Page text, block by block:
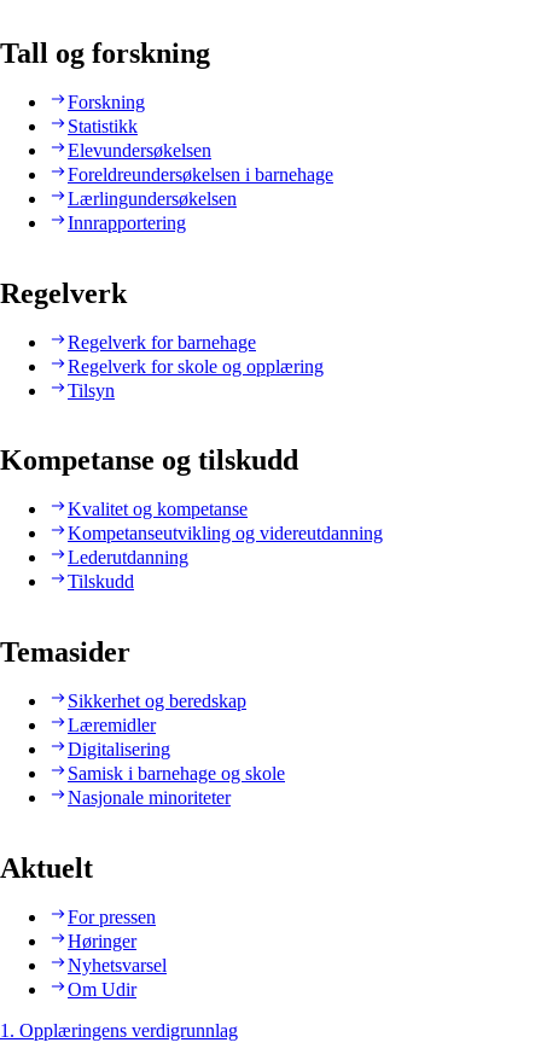
Tall og forskning
Forskning
Statistikk
Elevundersøkelsen
Foreldreundersøkelsen i barnehage
Lærlingundersøkelsen
Innrapportering
Regelverk
Regelverk for barnehage
Regelverk for skole og opplæring
Tilsyn
Kompetanse og tilskudd
Kvalitet og kompetanse
Kompetanseutvikling og videreutdanning
Lederutdanning
Tilskudd
Temasider
Sikkerhet og beredskap
Læremidler
Digitalisering
Samisk i barnehage og skole
Nasjonale minoriteter
Aktuelt
For pressen
Høringer
Nyhetsvarsel
Om Udir
1. Opplæringens verdigrunnlag